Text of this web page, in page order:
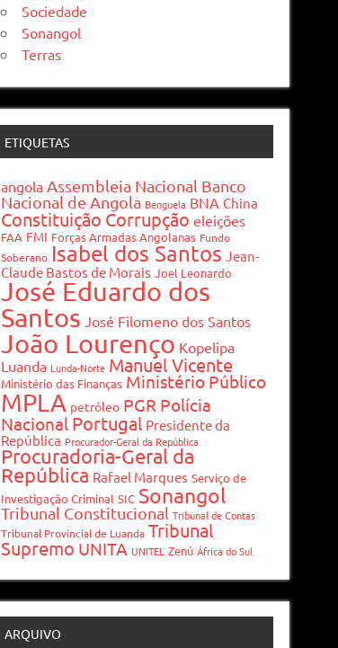
Sociedade
Sonangol
Terras
ETIQUETAS
angola Assembleia Nacional Banco
Nacional de Angola Benguela BNA China
Constituição Corrupção eleições
FAA FMI Forças Armadas Angolanas Fundo
Soberano Isabel dos Santos Jean-
Claude Bastos de Morais Joel Leonardo
José Eduardo dos
Santos José Filomeno dos Santos
João Lourenço Kopelipa
Luanda Lunda-Norte Manuel Vicente
Ministério das Finanças Ministério Público
MPLA petróleo PGR Polícia
Nacional Portugal Presidente da
República Procurador-Geral da República
Procuradoria-Geral da
República Rafael Marques Serviço de
Investigação Criminal SIC Sonangol
Tribunal Constitucional Tribunal de Contas
Tribunal Provincial de Luanda Tribunal
Supremo UNITA UNITEL Zenú África do Sul
ARQUIVO